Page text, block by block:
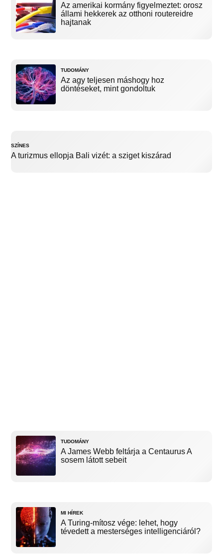
Az amerikai kormány figyelmeztet: orosz
állami hekkerek az otthoni routereidre
hajtanak
TUDOMÁNY
Az agy teljesen máshogy hoz
döntéseket, mint gondoltuk
SZÍNES
A turizmus ellopja Bali vizét: a sziget kiszárad
TUDOMÁNY
A James Webb feltárja a Centaurus A
sosem látott sebeit
MI HÍREK
A Turing-mítosz vége: lehet, hogy
tévedett a mesterséges intelligenciáról?